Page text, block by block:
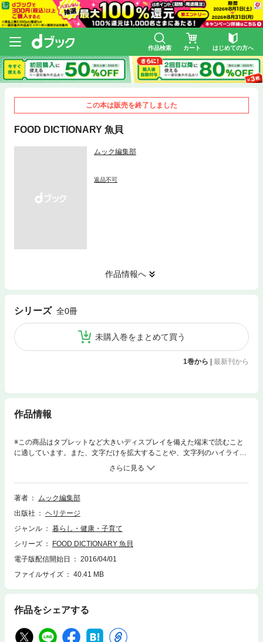
作品検索 カート はじめての方へ
この本は販売を終了しました
FOOD DICTIONARY 魚貝
ムック編集部
返品不可
作品情報へ
シリーズ 全0冊
未購入巻をまとめて買う
1巻から 最新刊から
作品情報
※この商品はタブレットなど大きいディスプレイを備えた端末で読むこと
に適しています。また、文字だけを拡大することや、文字列のハイライ
ト、検索、辞書の参照、引用などの機能が使用できません。食に関する知
識と、プロが教える実用的なテクニックを徹底的に詰め込んだシリーズ
「FOOD DICTIONARY」は、寿司、日本酒、日本茶、魚貝など、常に人気
の高い食コンテンツをワンテーマで続々刊行。「魚貝」では、通常流通す
介。ほか、貝好きにたまらないマニアックコンテンツも豊富に掲載しまし
た。※電子版には、表紙画像や目次に掲載されている一部の記事、画像、
著者
ムック編集部
出版社
ヘリテージ
ジャンル
暮らし・健康・子育て
シリーズ
FOOD DICTIONARY 魚貝
電子版配信開始日
2016/04/01
ファイルサイズ
40.41 MB
作品をシェアする